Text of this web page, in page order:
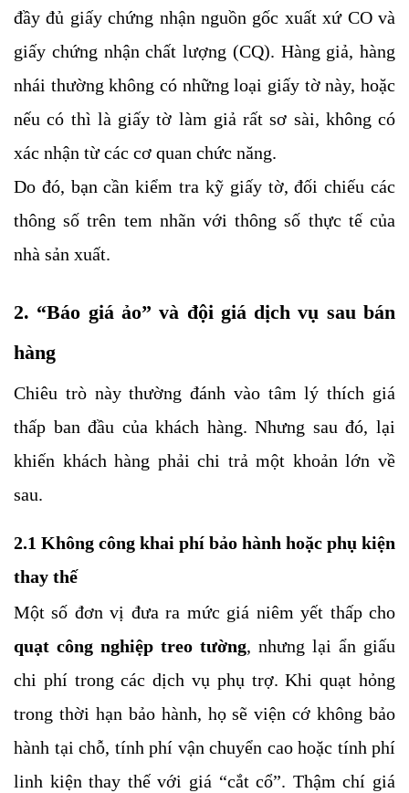
đầy đủ giấy chứng nhận nguồn gốc xuất xứ CO và
giấy chứng nhận chất lượng (CQ). Hàng giả, hàng
nhái thường không có những loại giấy tờ này, hoặc
nếu có thì là giấy tờ làm giả rất sơ sài, không có
xác nhận từ các cơ quan chức năng.
Do đó, bạn cần kiểm tra kỹ giấy tờ, đối chiếu các
thông số trên tem nhãn với thông số thực tế của
nhà sản xuất.
2. “Báo giá ảo” và đội giá dịch vụ sau bán
hàng
Chiêu trò này thường đánh vào tâm lý thích giá
thấp ban đầu của khách hàng. Nhưng sau đó, lại
khiến khách hàng phải chi trả một khoản lớn về
sau.
2.1 Không công khai phí bảo hành hoặc phụ kiện
thay thế
Một số đơn vị đưa ra mức giá niêm yết thấp cho
quạt công nghiệp treo tường, nhưng lại ẩn giấu
chi phí trong các dịch vụ phụ trợ. Khi quạt hỏng
trong thời hạn bảo hành, họ sẽ viện cớ không bảo
hành tại chỗ, tính phí vận chuyển cao hoặc tính phí
linh kiện thay thế với giá “cắt cổ”. Thậm chí giá